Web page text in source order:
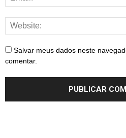
Salvar meus dados neste
comentar.